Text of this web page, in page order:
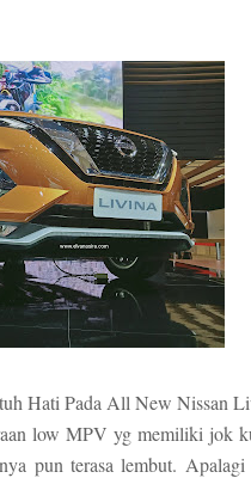
Hati Pada All New Nissan
low MPV yg memiliki jok
pun terasa lembut.